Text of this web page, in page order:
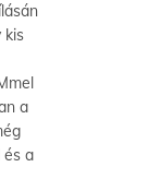
kis
a
és a